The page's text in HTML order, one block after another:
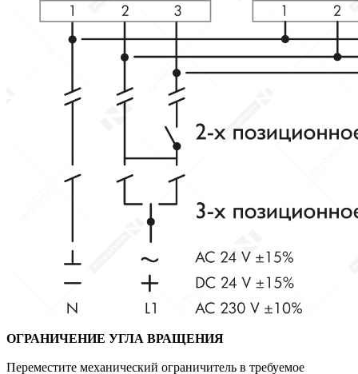
ОГРАНИЧЕНИЕ УГЛА ВРАЩЕНИЯ
Переместите механический ограничитель в требуемое